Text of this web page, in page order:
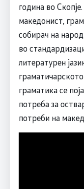
година во
македонист,
собирач на
во
литературен
граматика се
потреба за
потреби на